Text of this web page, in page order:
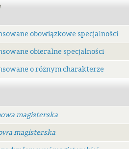
obowiązkowe specjalności
obieralne specjalności
o różnym charakterze
magisterska
magisterska